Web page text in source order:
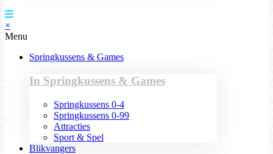
×
Menu
Springkussens & Games
In Springkussens & Games
Springkussens 0-4
Springkussens 0-99
Attracties
Sport & Spel
Blikvangers